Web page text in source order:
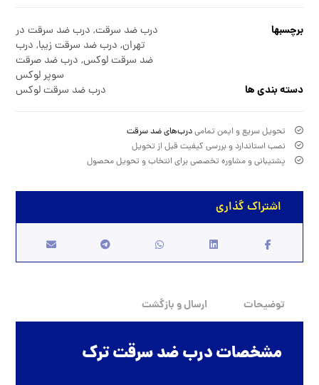
برچسبها درب ضد سرقت, درب ضد سرقت در
تهران, درب ضد سرقت زیبا, درب
ضد سرقت لوکس, درب ضد صرقت
سوپر لوکس
دسته بندی ها
درب ضد سرقت لوکس
تحویل سریع و ایمن تمامیدرب‌های ضد سرقت
نصب استاندارد و بررسی کیفیت قبل از تحویل
پشتیبانی و مشاوره تخصصی برای انتخاب و تحویل محصول
توضیحات ارسال و بازگشت
مشخصات درب ضد سرقت ترک